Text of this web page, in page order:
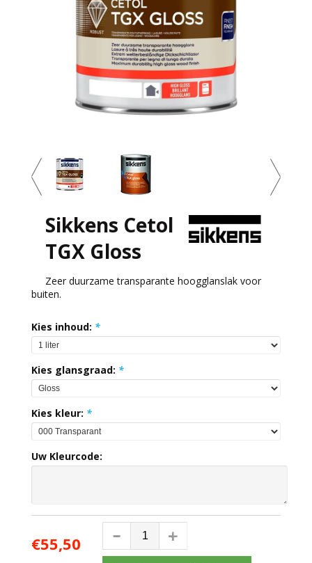
Sikkens Cetol
TGX Gloss
Zeer duurzame transparante hoogglanslak voor
buiten.
Kies inhoud: *
Kies glansgraad: *
Kies kleur: *
Uw Kleurcode:
€55,50